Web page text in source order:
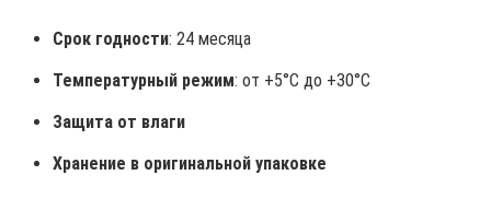
Срок годности: 24 месяца
Температурный режим: от +5°C до +30°C
Защита от влаги
Хранение в оригинальной упаковке